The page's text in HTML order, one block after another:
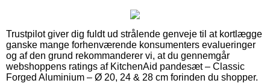
Trustpilot giver dig fuldt ud strålende genveje til at kortlægge
ganske mange forhenværende konsumenters evalueringer
og af den grund rekommanderer vi, at du gennemgår
webshoppens ratings af KitchenAid pandesæt – Classic
Forged Aluminium – Ø 20, 24 & 28 cm forinden du shopper.